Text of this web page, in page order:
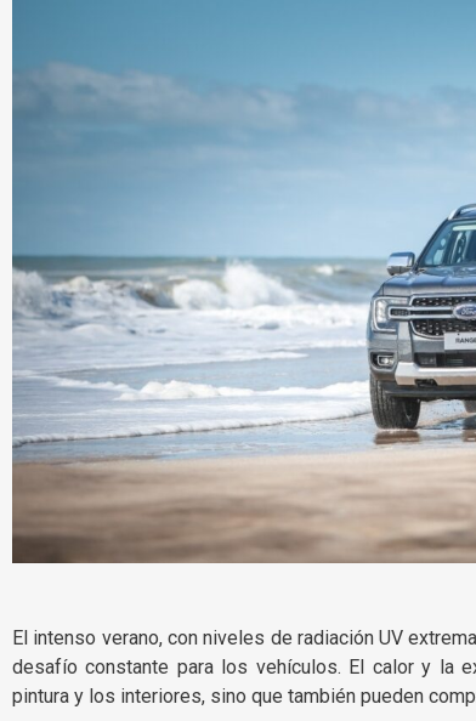
El intenso verano, con niveles de radiación UV
desafío constante para los vehículos. El calor y la
pintura y los interiores, sino que también pueden